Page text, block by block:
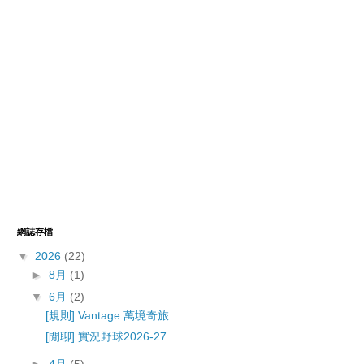
網誌存檔
▼ 2026 (22)
► 8月 (1)
▼ 6月 (2)
[規則] Vantage 萬境奇旅
[閒聊] 實況野球2026-27